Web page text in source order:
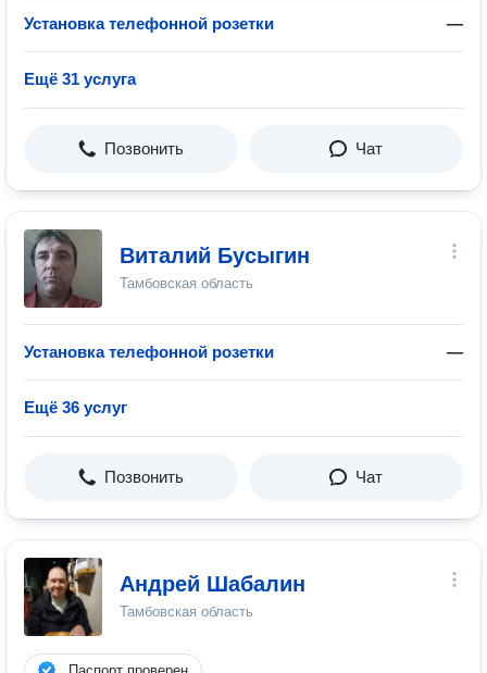
Установка телефонной розетки —
Ещё 31 услуга
Позвонить Чат
Виталий Бусыгин
Тамбовская область
Установка телефонной розетки —
Ещё 36 услуг
Позвонить Чат
Андрей Шабалин
Тамбовская область